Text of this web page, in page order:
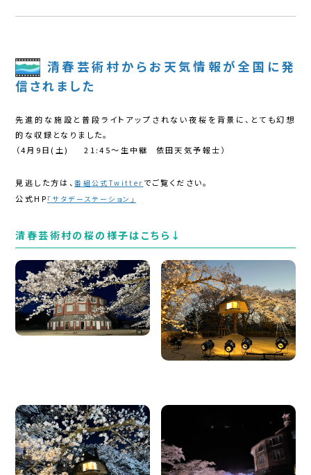
清春芸術村からお天気情報が全国に発
信されました
先進的な施設と普段ライトアップされない夜桜を背景に、とても幻想
的な収録となりました。
（4月9日(土) 21:45～生中継 依田天気予報士）
見逃した方は、番組公式Twitter でご覧ください。
公式HP 「サタデーステーション」
清春芸術村の桜の様子はこちら↓